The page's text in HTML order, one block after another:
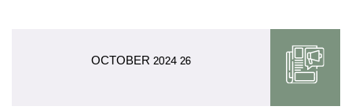
26 OCTOBER 2024